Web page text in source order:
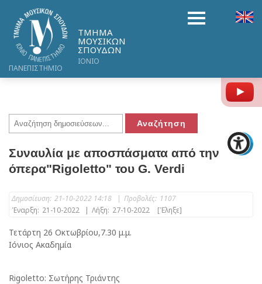
ΤΜΗΜΑ
ΜΟΥΣΙΚΩΝ
ΣΠΟΥΔΩΝ
ΙΟΝΙΟ
ΠΑΝΕΠΙΣΤΗΜΙΟ
Συναυλία με αποσπάσματα από την
όπερα"Rigoletto" του G. Verdi
Δημοσίευση: 21-10-2022 14:18 | Προβολές: 1107
Έναρξη: 21-10-2022 | Λήξη: 27-10-2022 [Έληξε]
Τετάρτη 26 Οκτωβρίου,7.30 μ.μ.
Ιόνιος Ακαδημία
Rigoletto: Σωτήρης Τριάντης